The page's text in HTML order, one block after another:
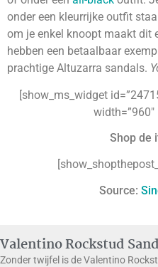
onder een kleurrijke outfit
om je enkel knoopt maakt dit
hebben een betaalbaar
prachtige Altuzarra sandals.
[show_ms_widget
width=”960″
Shop de
Source:
Valentino Rockstud
Zonder twijfel is de Valentino